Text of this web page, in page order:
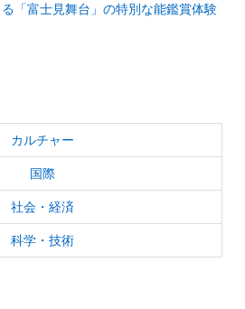
「富士見舞台」の特別な能鑑賞体験
カルチャー
国際
社会・経済
科学・技術